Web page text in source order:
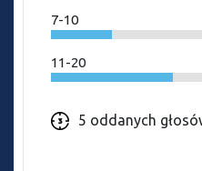
7-10
11-20
5 oddanych